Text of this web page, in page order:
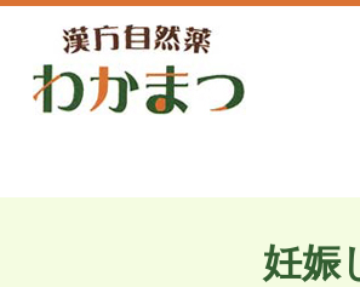
妊娠